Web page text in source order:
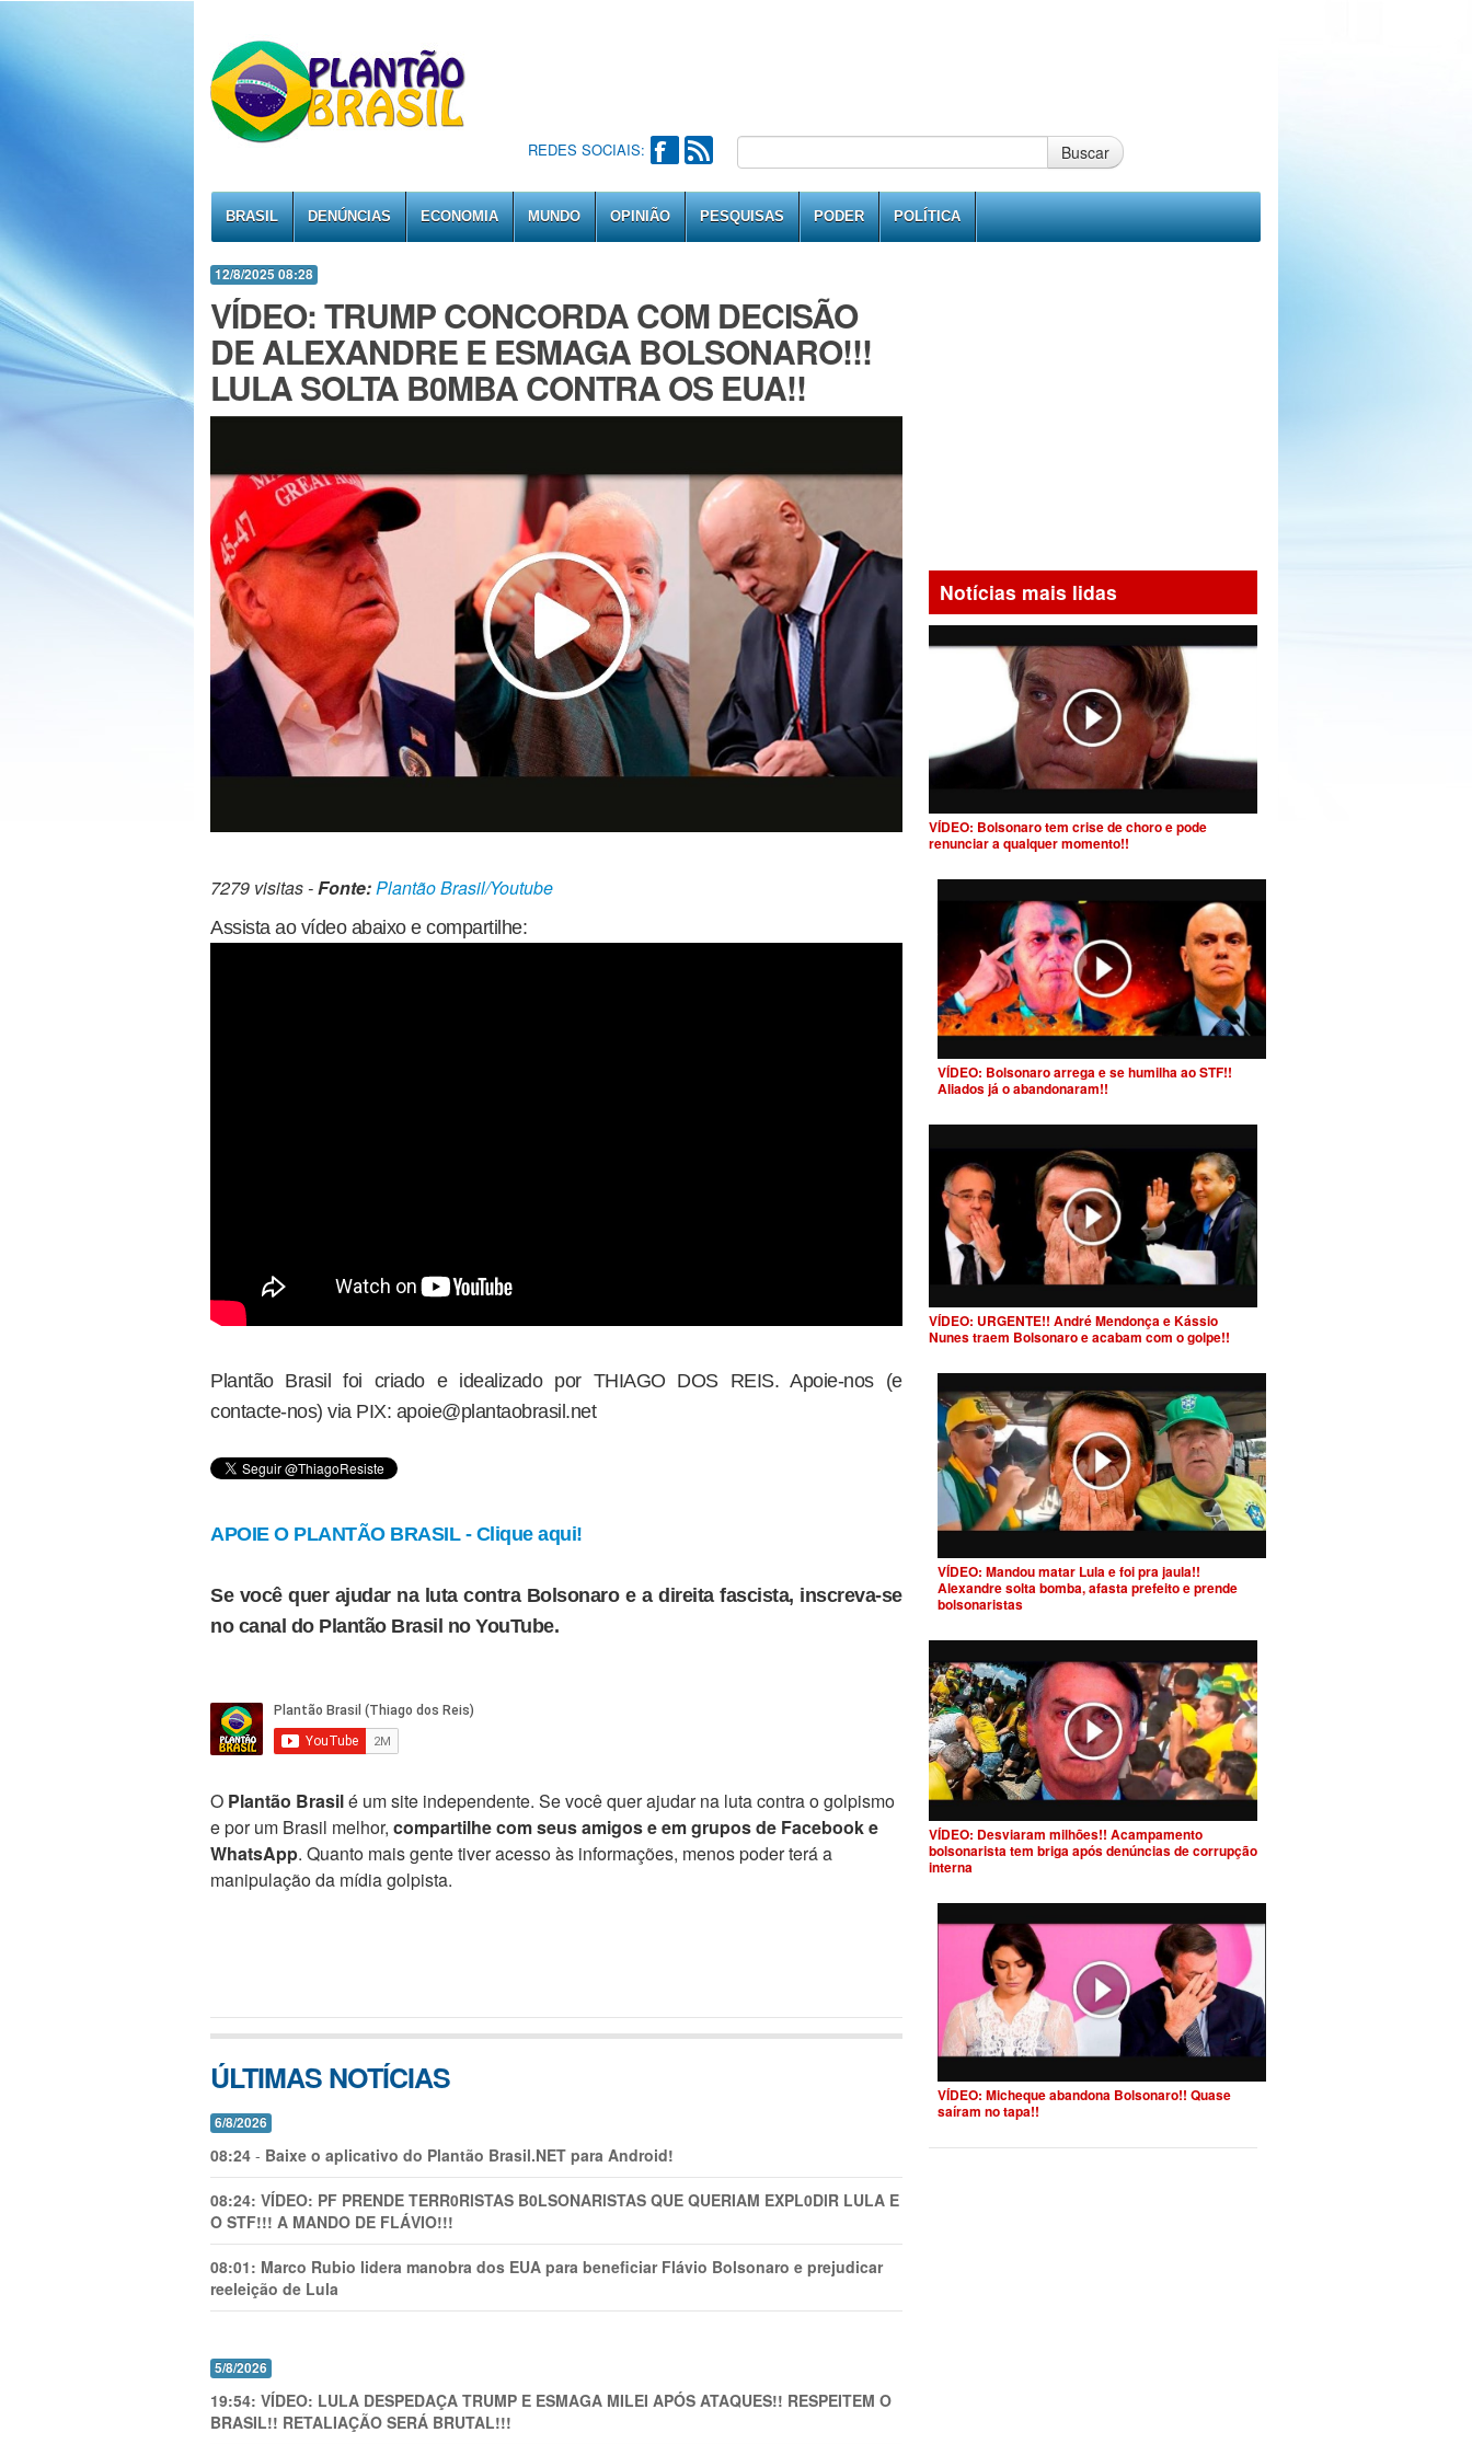
REDES SOCIAIS: Buscar
BRASIL DENÚNCIAS ECONOMIA MUNDO OPINIÃO PESQUISAS PODER POLÍTICA
12/8/2025 08:28
VÍDEO: TRUMP CONCORDA COM DECISÃO
DE ALEXANDRE E ESMAGA BOLSONARO!!!
LULA SOLTA B0MBA CONTRA OS EUA!!
7279 visitas -Fonte:Plantão Brasil/Youtube
Assista ao vídeo abaixo e compartilhe:
Plantão Brasil foi criado e idealizado por THIAGO DOS REIS. Apoie-nos (e
contacte-nos) via PIX: apoie@plantaobrasil.net
APOIE O PLANTÃO BRASIL - Clique aqui!
Se você quer ajudar na luta contra Bolsonaro e a direita fascista, inscreva-se
no canal do Plantão Brasil no YouTube.
O Plantão Brasilé um site independente. Se você quer ajudar na luta contra o golpismo
e por um Brasil melhor, compartilhe com seus amigos e em grupos de Facebook e
WhatsApp. Quanto mais gente tiver acesso às informações, menos poder terá a
manipulação da mídia golpista.
ÚLTIMAS NOTÍCIAS
6/8/2026
08:24 - Baixe o aplicativo do Plantão Brasil.NET para Android!
08:24: VÍDEO: PF PRENDE TERR0RlSTAS B0LSONARlSTAS QUE QUERIAM EXPL0DlR LULA E
O STF!!! A MANDO DE FLÁVIO!!!
08:01: Marco Rubio lidera manobra dos EUA para beneficiar Flávio Bolsonaro e prejudicar
reeleição de Lula
5/8/2026
19:54: VÍDEO: LULA DESPEDAÇA TRUMP E ESMAGA MILEI APÓS ATAQUES!! RESPEITEM O
BRASIL!! RETALIAÇÃO SERÁ BRUTAL!!!
Notícias mais lidas
VÍDEO: Bolsonaro tem crise de choro e pode
renunciar a qualquer momento!!
VÍDEO: Bolsonaro arrega e se humilha ao STF!!
Aliados já o abandonaram!!
VÍDEO: URGENTE!! André Mendonça e Kássio
Nunes traem Bolsonaro e acabam com o golpe!!
VÍDEO: Mandou matar Lula e foi pra jaula!!
Alexandre solta bomba, afasta prefeito e prende
bolsonaristas
VÍDEO: Desviaram milhões!! Acampamento
bolsonarista tem briga após denúncias de corrupção
interna
VÍDEO: Micheque abandona Bolsonaro!! Quase
saíram no tapa!!